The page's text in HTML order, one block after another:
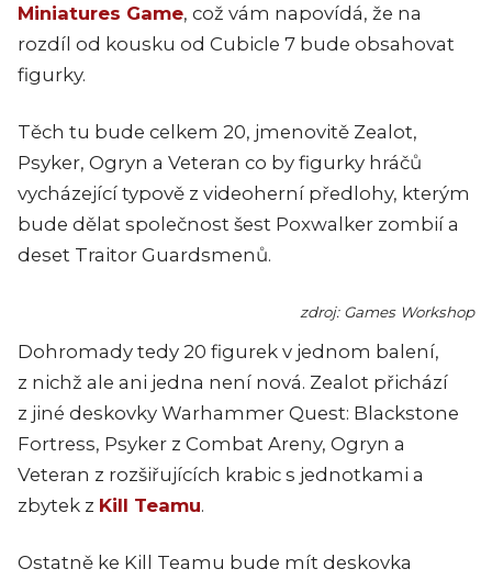
Miniatures Game, což vám napovídá, že na
rozdíl od kousku od Cubicle 7 bude obsahovat
figurky.
Těch tu bude celkem 20, jmenovitě Zealot,
Psyker, Ogryn a Veteran co by figurky hráčů
vycházející typově z videoherní předlohy, kterým
bude dělat společnost šest Poxwalker zombií a
deset Traitor Guardsmenů.
zdroj: Games Workshop
Dohromady tedy 20 figurek v jednom balení,
z nichž ale ani jedna není nová. Zealot přichází
z jiné deskovky Warhammer Quest: Blackstone
Fortress, Psyker z Combat Areny, Ogryn a
Veteran z rozšiřujících krabic s jednotkami a
zbytek z Kill Teamu.
Ostatně ke Kill Teamu bude mít deskovka